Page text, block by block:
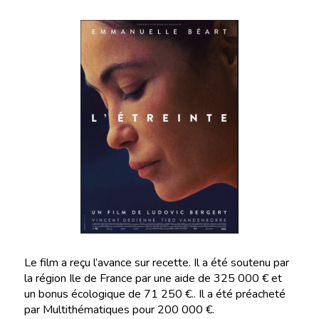
Le film a reçu l’avance sur recette. Il a été soutenu par
la région Ile de France par une aide de 325 000 € et
un bonus écologique de 71 250 €.. Il a été préacheté
par Multithématiques pour 200 000 €.